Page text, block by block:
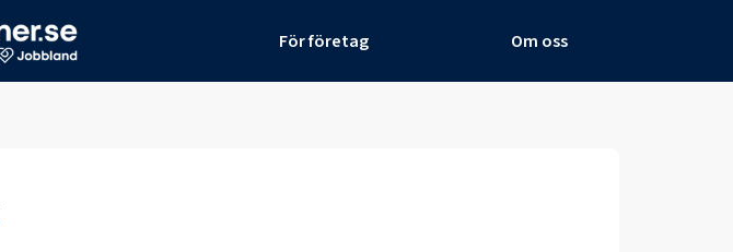
För företag Om oss